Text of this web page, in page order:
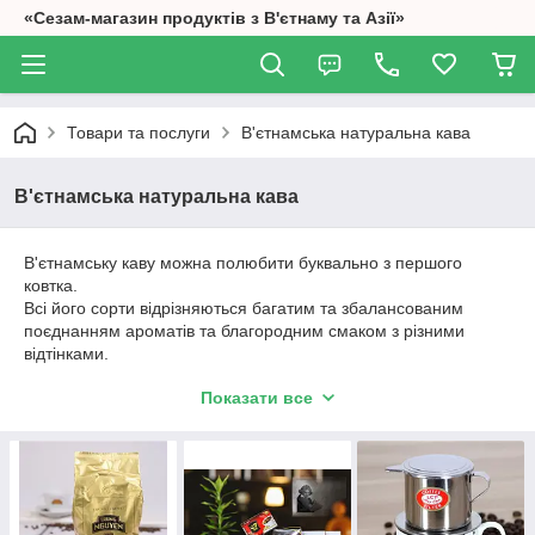
«Сезам-магазин продуктів з В'єтнаму та Азії»
Товари та послуги В'єтнамська натуральна кава
В'єтнамська натуральна кава
В'єтнамську каву можна полюбити буквально з першого
ковтка.
Всі його сорти відрізняються багатим та збалансованим
поєднанням ароматів та благородним смаком з різними
відтінками.
приготування з використанням спеціального металевого
Цікаві факти
Мало кому відомо, але В'єтнам міцно посідає друге місце з
експорту кави у світі.
Під плантації відведено понад 500 тис. га землі країни, на
Показати все